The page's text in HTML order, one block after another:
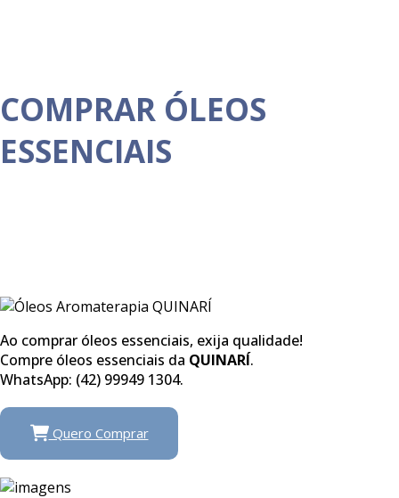
COMPRAR ÓLEOS
ESSENCIAIS
Ao comprar óleos essenciais, exija qualidade!
Compre óleos essenciais da QUINARÍ.
WhatsApp: (42) 99949 1304.
Quero Comprar